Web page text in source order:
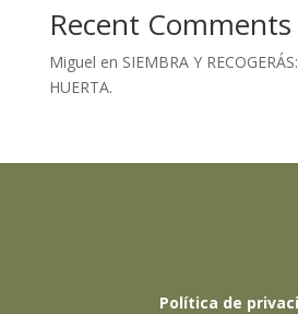
Recent Comments
Miguel en SIEMBRA Y
HUERTA.
Política de